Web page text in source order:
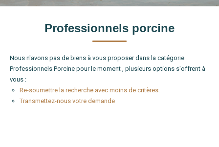
Type de bien
Localité
Professionnels porcine
Nous n'avons pas de biens à vous proposer dans la catégorie
Professionnels Porcine pour le moment , plusieurs options s'offrent à
vous :
Re-soumettre la recherche avec moins de critères.
Transmettez-nous votre demande